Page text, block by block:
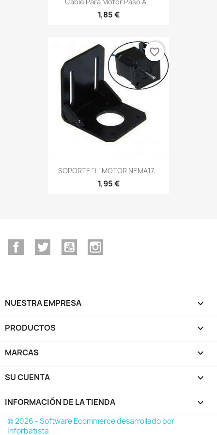
1,85 €
SOPORTE "L" MOTOR NEMA17...
1,95 €
favorite_border
FacebookTwitter YouTube
NUESTRA EMPRESA 
PRODUCTOS 
MARCAS 
SU CUENTA 
INFORMACIÓN DE LA TIENDA keyboard_arrow_down
© 2026 - Software Ecommerce desarrollado por
Inforbatista